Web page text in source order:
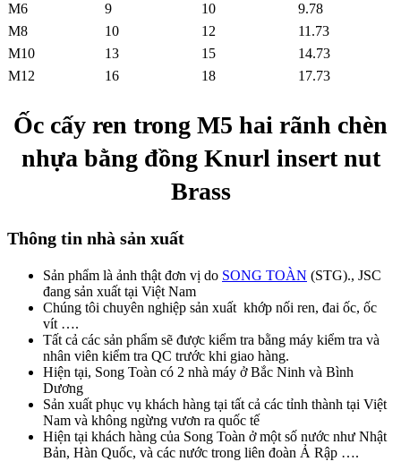
M6
9 10
9.78
M8
10 12
11.73
M10
13 15
14.73
M12
16 18 17.73
Ốc cấy ren trong M5 hai rãnh chèn
nhựa bằng đồng Knurl insert nut
Brass
Thông tin nhà sản xuất
Sản phẩm là ảnh thật đơn vị do SONG TOÀN (STG)., JSC
đang sản xuất tại Việt Nam
Chúng tôi chuyên nghiệp sản xuất khớp nối ren, đai ốc, ốc
vít ….
Tất cả các sản phẩm sẽ được kiểm tra bằng máy kiểm tra và
nhân viên kiểm tra QC trước khi giao hàng.
Hiện tại, Song Toàn có 2 nhà máy ở Bắc Ninh và Bình
Dương
Sản xuất phục vụ khách hàng tại tất cả các tỉnh thành tại Việt
Nam và không ngừng vươn ra quốc tế
Hiện tại khách hàng của Song Toàn ở một số nước như Nhật
Bản, Hàn Quốc, và các nước trong liên đoàn Ả Rập ….